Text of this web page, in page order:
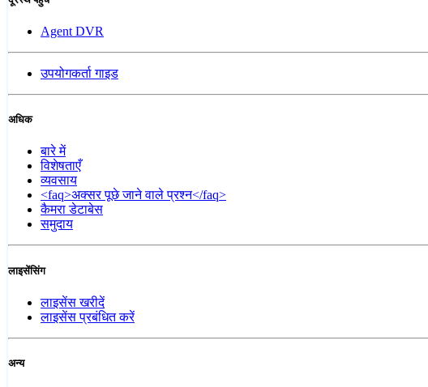
Agent DVR
उपयोगकर्ता गाइड
अधिक
बारे में
विशेषताएँ
व्यवसाय
<faq>अक्सर पूछे जाने वाले प्रश्न</faq>
कैमरा डेटाबेस
समुदाय
लाइसेंसिंग
लाइसेंस खरीदें
लाइसेंस प्रबंधित करें
अन्य